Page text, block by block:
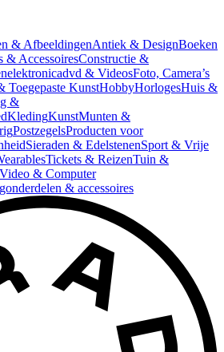
& AfbeeldingenAntiek & DesignBoeken
& AccessoiresConstructie &
dvd & VideosFoto, Camera’s
Toegepaste KunstHobbyHorlogesHuis &
&
KledingKunstMunten &
PostzegelsProducten voor
Sieraden & EdelstenenSport & Vrije
Tickets & ReizenTuin &
Video & Computer
& accessoires